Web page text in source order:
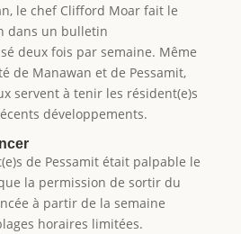
le chef Clifford Moar fait le
dans un bulletin
deux fois par semaine. Même
de Manawan et de Pessamit,
servent à tenir les résident(e)s
développements.
de Pessamit était palpable le
la permission de sortir du
à partir de la semaine
horaires limitées.